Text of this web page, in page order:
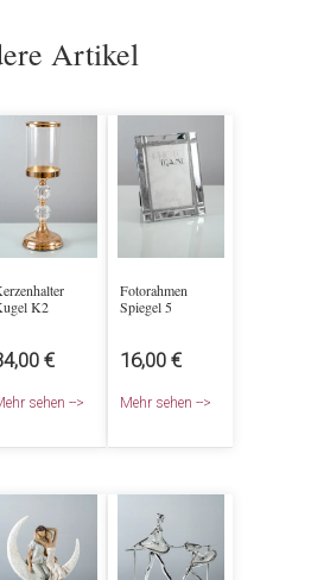
K2
€
sehen -->
Fotorahmen
Spiegel 5
16,00 €
Mehr sehen -->
Artikel